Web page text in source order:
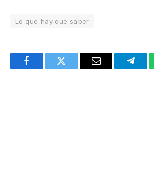
Lo que hay que saber
FacebookTwitter Email